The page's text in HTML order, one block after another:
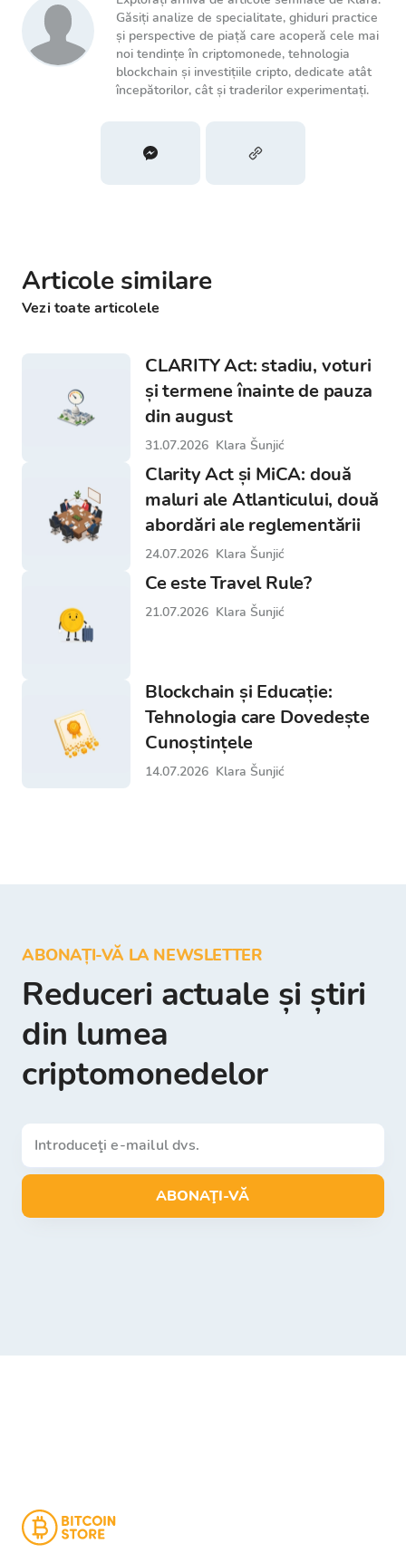
Găsiți analize de specialitate, ghiduri practice
și perspective de piață care acoperă cele mai
noi tendințe în criptomonede, tehnologia
blockchain și investițiile cripto, dedicate atât
începătorilor, cât și traderilor experimentați.
Articole similare
Vezi toate articolele
CLARITY Act: stadiu, voturi
și termene înainte de pauza
din august
31.07.2026 Klara Šunjić
Clarity Act și MiCA: două
maluri ale Atlanticului, două
abordări ale reglementării
24.07.2026 Klara Šunjić
Ce este Travel Rule?
21.07.2026 Klara Šunjić
Blockchain și Educație:
Tehnologia care Dovedește
Cunoștințele
14.07.2026 Klara Šunjić
ABONAȚI-VĂ LA NEWSLETTER
Reduceri actuale și știri
din lumea
criptomonedelor
ABONAŢI-VĂ